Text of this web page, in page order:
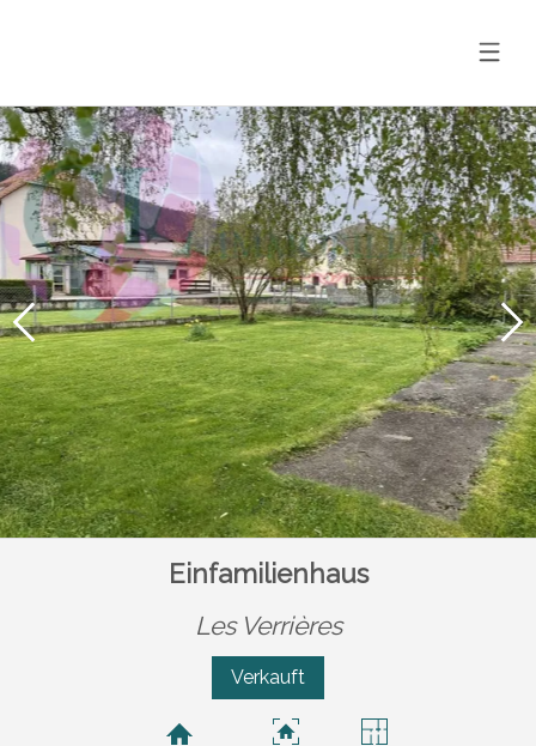
Einfamilienhaus
Les Verrières
Verkauft